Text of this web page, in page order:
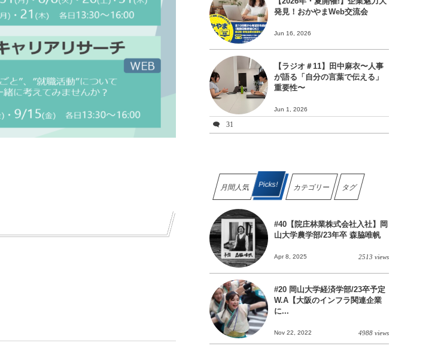
発見！おかやまWeb交流会
Jun 16, 2026
【ラジオ＃11】田中麻衣〜人事
が語る「自分の言葉で伝える」
重要性〜
Jun 1, 2026
31
月間人気 Picks! カテゴリー タグ
#40【院庄林業株式会社入社】岡
山大学農学部/23年卒 森脇唯帆
Apr 8, 2025 2513 views
#20 岡山大学経済学部/23卒予定
W.A【大阪のインフラ関連企業
に...
Nov 22, 2022 4988 views